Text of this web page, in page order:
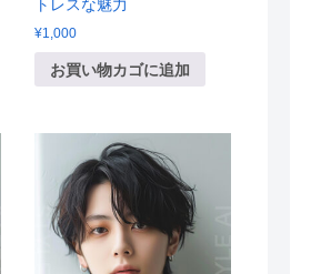
トレスな魅力
¥1,000
お買い物カゴに追加